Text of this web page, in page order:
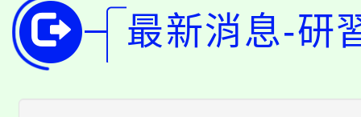
代理(課)教師甄選結果(
公告本校115學年度第
代理(課)教師甄選結果(
轉知中國文化大學推廣
《TA101》溝通分析基
轉知苗栗縣政府辦理
最新消息-研